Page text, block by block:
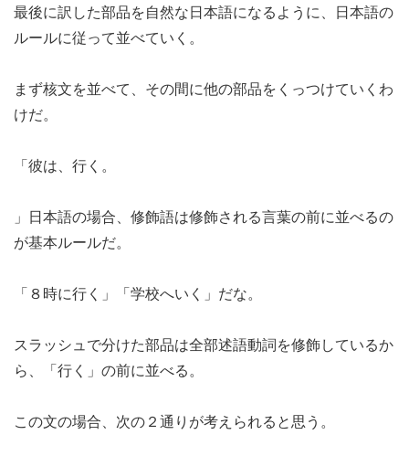
最後に訳した部品を自然な日本語になるように、日本語の
ルールに従って並べていく。
まず核文を並べて、その間に他の部品をくっつけていくわ
けだ。
「彼は、行く。
」日本語の場合、修飾語は修飾される言葉の前に並べるの
が基本ルールだ。
「８時に行く」「学校へいく」だな。
スラッシュで分けた部品は全部述語動詞を修飾しているか
ら、「行く」の前に並べる。
この文の場合、次の２通りが考えられると思う。